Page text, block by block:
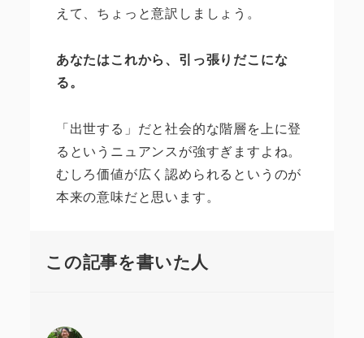
えて、ちょっと意訳しましょう。
あなたはこれから、引っ張りだこにな
る。
「出世する」だと社会的な階層を上に登
るというニュアンスが強すぎますよね。
むしろ価値が広く認められるというのが
本来の意味だと思います。
この記事を書いた人